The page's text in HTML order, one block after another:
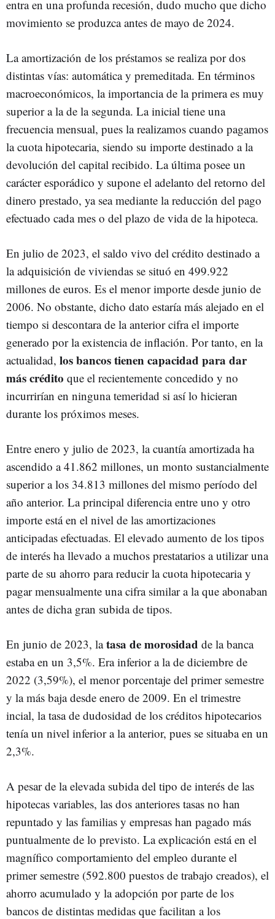
entra en una profunda recesión, dudo mucho que dicho
movimiento se produzca antes de mayo de 2024.
La amortización de los préstamos se realiza por dos
distintas vías: automática y premeditada. En términos
macroeconómicos, la importancia de la primera es muy
superior a la de la segunda. La inicial tiene una
frecuencia mensual, pues la realizamos cuando pagamos
la cuota hipotecaria, siendo su importe destinado a la
devolución del capital recibido. La última posee un
carácter esporádico y supone el adelanto del retorno del
dinero prestado, ya sea mediante la reducción del pago
efectuado cada mes o del plazo de vida de la hipoteca.
En julio de 2023, el saldo vivo del crédito destinado a
la adquisición de viviendas se situó en 499.922
millones de euros. Es el menor importe desde junio de
2006. No obstante, dicho dato estaría más alejado en el
tiempo si descontara de la anterior cifra el importe
generado por la existencia de inflación. Por tanto, en la
actualidad, los bancos tienen capacidad para dar
más crédito que el recientemente concedido y no
incurrirían en ninguna temeridad si así lo hicieran
durante los próximos meses.
Entre enero y julio de 2023, la cuantía amortizada ha
ascendido a 41.862 millones, un monto sustancialmente
superior a los 34.813 millones del mismo período del
año anterior. La principal diferencia entre uno y otro
importe está en el nivel de las amortizaciones
anticipadas efectuadas. El elevado aumento de los tipos
de interés ha llevado a muchos prestatarios a utilizar una
parte de su ahorro para reducir la cuota hipotecaria y
pagar mensualmente una cifra similar a la que abonaban
antes de dicha gran subida de tipos.
En junio de 2023, latasa de morosidad de la banca
estaba en un 3,5%. Era inferior a la de diciembre de
2022 (3,59%), el menor porcentaje del primer semestre
y la más baja desde enero de 2009. En el trimestre
incial, la tasa de dudosidad de los créditos hipotecarios
tenía un nivel inferior a la anterior, pues se situaba en un
2,3%.
A pesar de la elevada subida del tipo de interés de las
hipotecas variables, las dos anteriores tasas no han
repuntado y las familias y empresas han pagado más
puntualmente de lo previsto. La explicación está en el
magnífico comportamiento del empleo durante el
primer semestre (592.800 puestos de trabajo creados), el
ahorro acumulado y la adopción por parte de los
bancos de distintas medidas que facilitan a los